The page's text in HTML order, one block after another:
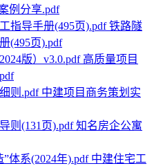
例分享.pdf
铁路隧
(495页).pdf
高质量项目
中建项目商务策划实
知名房企公寓
中建住宅工